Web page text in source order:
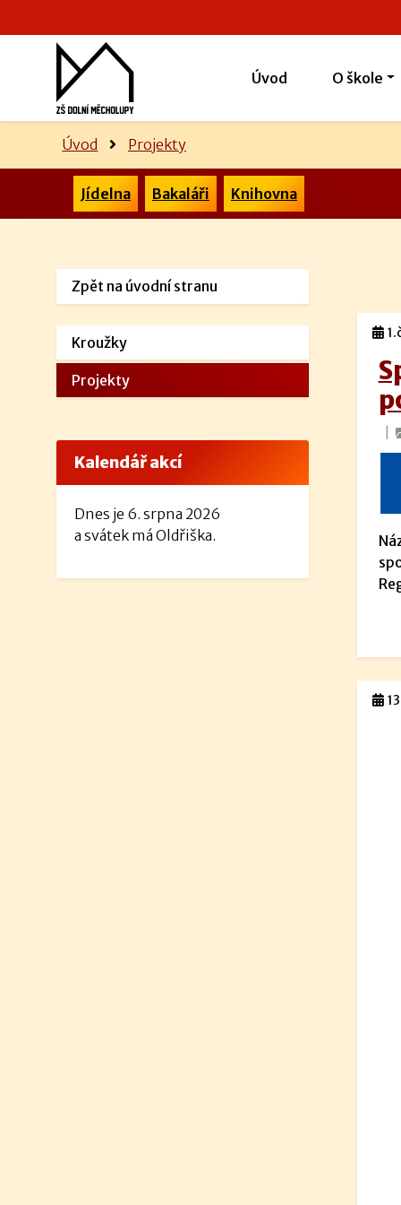
Úvod O škole
Úvod Projekty
Jídelna Bakaláři Knihovna
Zpět na úvodní stranu
Kroužky
Projekty
Kalendář akcí
Dnes je 6. srpna 2026
a svátek má Oldřiška.